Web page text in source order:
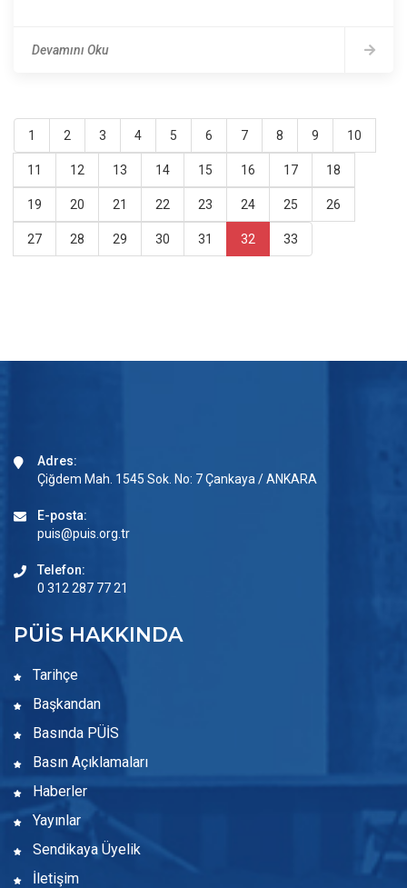
Devamını Oku
1 2 3 4 5 6 7 8 9 10
11 12 13 14 15 16 17 18
19 20 21 22 23 24 25 26
27 28 29 30 31 32 33
Adres:
Çiğdem Mah. 1545 Sok. No: 7 Çankaya / ANKARA
E-posta:
puis@puis.org.tr
Telefon:
0 312 287 77 21
PÜİS HAKKINDA
Tarihçe
Başkandan
Basında PÜİS
Basın Açıklamaları
Haberler
Yayınlar
Sendikaya Üyelik
İletişim